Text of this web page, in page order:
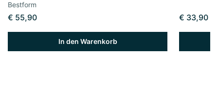
Bestform
€ 55,90
In den Warenkorb
€ 33,90